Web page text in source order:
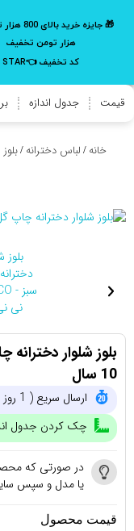
🎁 جایزه خرید بالای 800 هزار تومن:
هزار تومن تخفیف
کد تخفیف 👈STAR
قیمت جدول اندازه
خانه / لباس دخترانه /
10 سال
ارسال سریع ( 1 روز کاری بعد از ثبت سفارش)
چک کردن جدول
در صورتی که
یا مدل و سپس
قیمت محصول